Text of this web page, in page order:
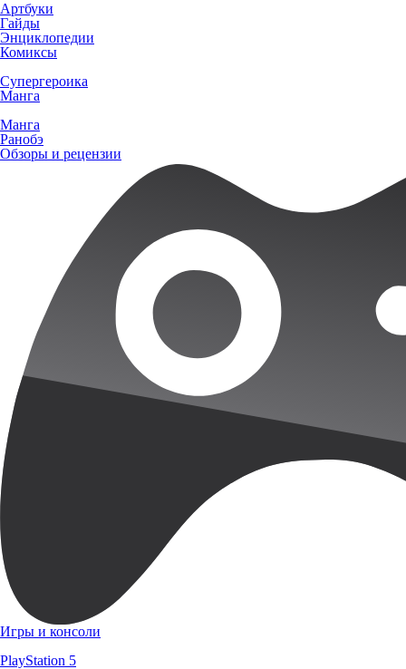
Артбуки
Гайды
Энциклопедии
Комиксы
Супергероика
Манга
Манга
Ранобэ
Обзоры и рецензии
Игры и консоли
PlayStation 5